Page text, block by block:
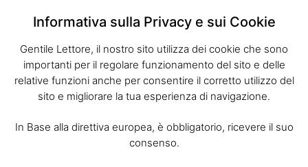
Informativa sulla Privacy e sui Cookie
Gentile Lettore, il nostro sito utilizza dei cookie che sono
importanti per il regolare funzionamento del sito e delle
relative funzioni anche per consentire il corretto utilizzo del
sito e migliorare la tua esperienza di navigazione.
In Base alla direttiva europea, è obbligatorio, ricevere il suo
consenso.